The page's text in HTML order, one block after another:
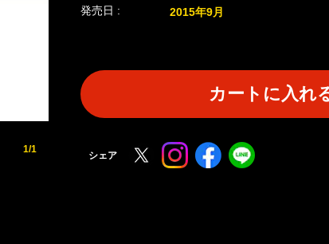
1/1
発売日 :
2015年9月
カートに入れ
シェア